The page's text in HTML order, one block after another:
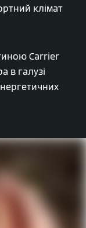
клімат
Carrier
в галузі